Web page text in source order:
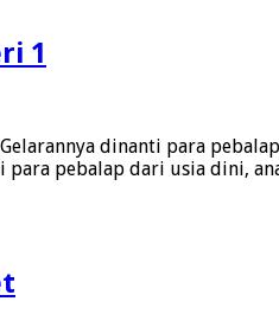
1
dinanti para
pebalap dari usia dini,